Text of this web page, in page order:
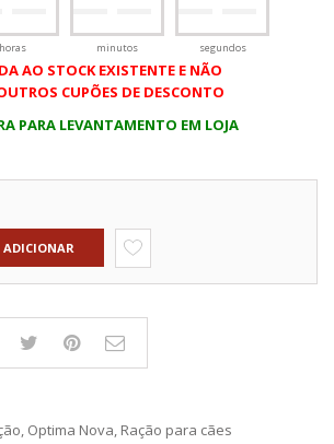
0
horas
0
minutos 03
segundos
AO STOCK EXISTENTE E NÃO
CUPÕES DE DESCONTO
PARA LEVANTAMENTO EM LOJA
ADICIONAR
, Optima Nova, Ração para cães